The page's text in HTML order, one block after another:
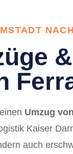
Umzug
Kaiser
auch